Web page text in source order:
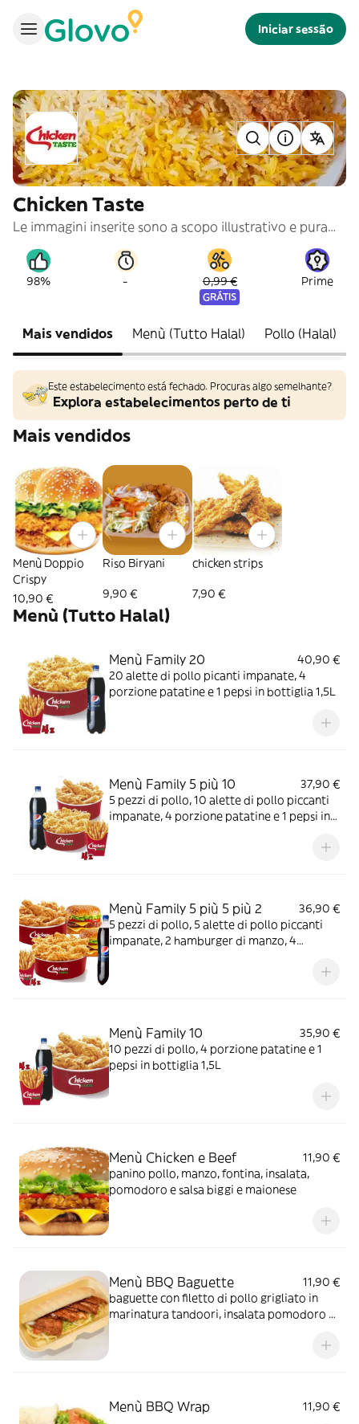
Iniciar sessão
Chicken Taste
Le immagini inserite sono a scopo illustrativo e puramente indicativo
98% - 0,99 €
GRÁTIS
Prime
Mais vendidos Menù (Tutto Halal) Pollo (Halal)
Este estabelecimento está fechado. Procuras algo semelhante?
Explora estabelecimentos perto de ti
Mais vendidos
Menù Doppio
Crispy
10,90 €
Riso Biryani
9,90 €
chicken strips
7,90 €
Menù (Tutto Halal)
Menù Family 20
40,90 €
20 alette di pollo picanti impanate, 4
porzione patatine e 1 pepsi in bottiglia 1,5L
Menù Family 5 più 10
37,90 €
5 pezzi di pollo, 10 alette di pollo piccanti
impanate, 4 porzione patatine e 1 pepsi in
Menù Family 5 più 5 più 2
36,90 €
5 pezzi di pollo, 5 alette di pollo piccanti
impanate, 2 hamburger di manzo, 4
Menù Family 10
35,90 €
10 pezzi di pollo, 4 porzione patatine e 1
pepsi in bottiglia 1,5L
Menù Chicken e Beef
11,90 €
panino pollo, manzo, fontina, insalata,
pomodoro e salsa biggi e maionese
Menù BBQ Baguette
11,90 €
baguette con filetto di pollo grigliato in
marinatura tandoori, insalata pomodoro e
Menù BBQ Wrap 11,90 €